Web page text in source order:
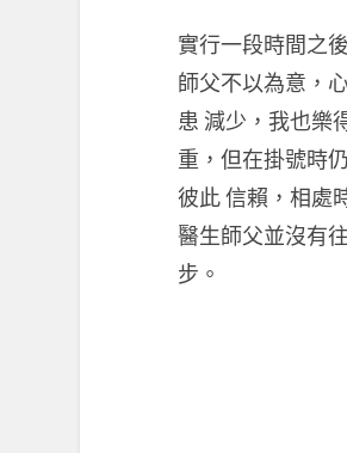
實行一段時間之
師父不以為意，
患 減少，我也樂
重，但在掛號時
彼此 信賴，相處
醫生師父並沒有
步。